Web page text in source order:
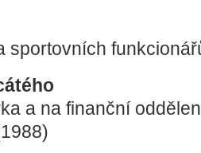
sportovních
a na finanční